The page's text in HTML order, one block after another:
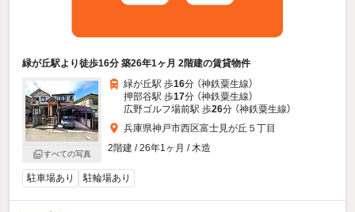
緑が丘駅より徒歩16分 築26年1ヶ月 2階建の賃貸物件
すべての写真
緑が丘駅 歩16分 （神鉄粟生線）
押部谷駅 歩17分 （神鉄粟生線）
広野ゴルフ場前駅 歩26分 （神鉄粟生線）
兵庫県神戸市西区富士見が丘５丁目
2階建 / 26年1ヶ月 / 木造
駐車場あり 駐輪場あり